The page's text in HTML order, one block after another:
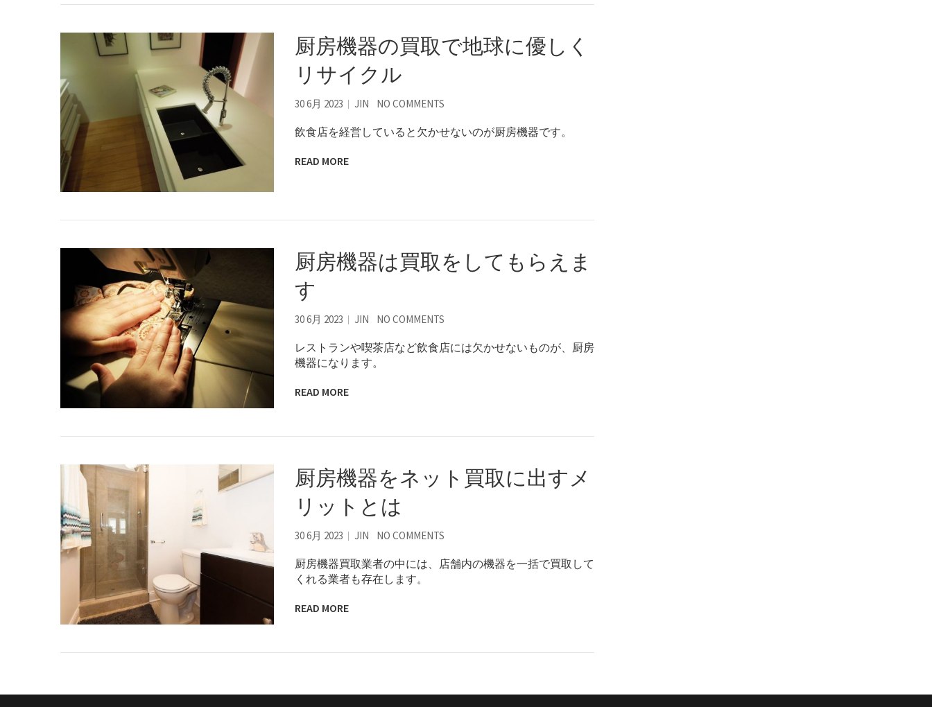
厨房機器の買取で地球に優しく
リサイクル
30 6月 2023 JIN NO COMMENTS
飲食店を経営していると欠かせないのが厨房機器です。
READ MORE
厨房機器は買取をしてもらえま
す
30 6月 2023 JIN NO COMMENTS
レストランや喫茶店など飲食店には欠かせないものが、厨房
機器になります。
READ MORE
厨房機器をネット買取に出すメ
リットとは
30 6月 2023 JIN NO COMMENTS
厨房機器買取業者の中には、店舗内の機器を一括で買取して
くれる業者も存在します。
READ MORE